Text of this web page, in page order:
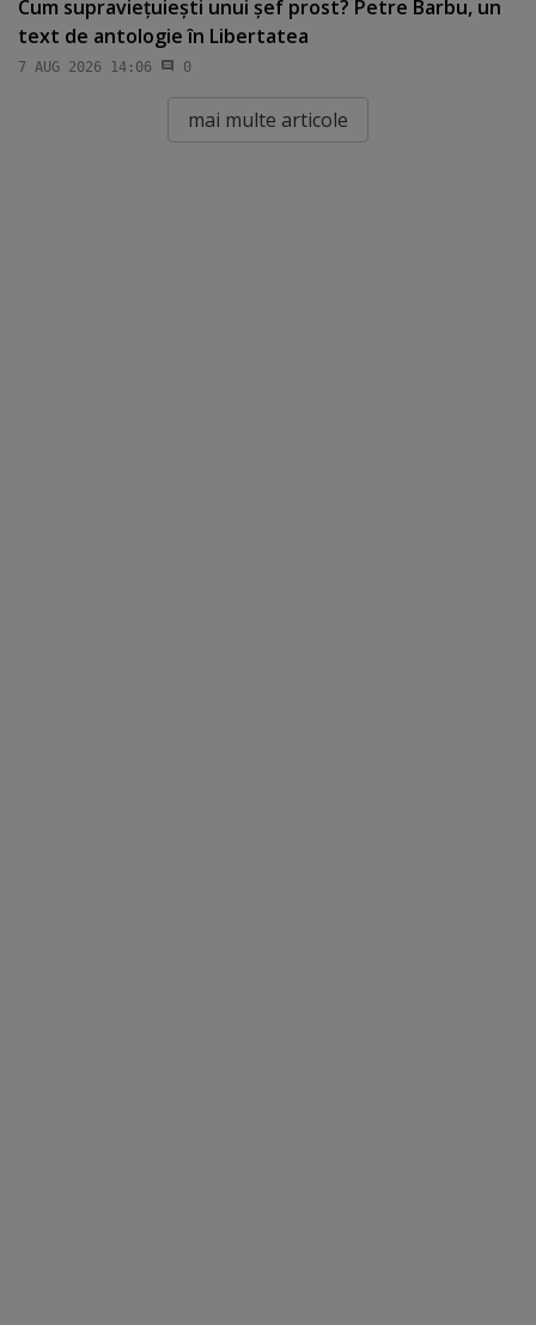
Cum supravieţuieşti unui şef prost? Petre Barbu, un
text de antologie în Libertatea
7 AUG 2026 14:06 0
mai multe articole